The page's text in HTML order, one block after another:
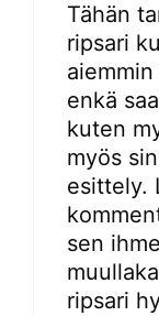
Tähän
ripsari
enkä
kuten
myös
esittely.
sen
ripsari